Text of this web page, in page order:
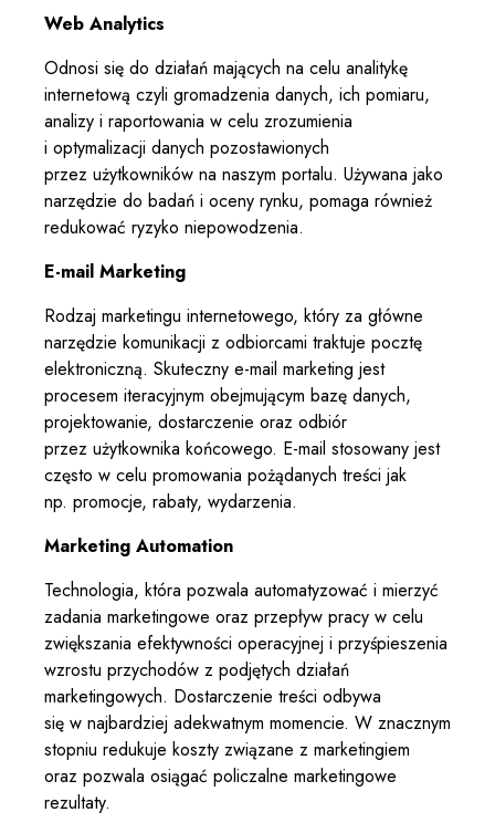
Web Analytics
Odnosi się do działań mających na celu analitykę
internetową czyli gromadzenia danych, ich pomiaru,
analizy i raportowania w celu zrozumienia
i optymalizacji danych pozostawionych
przez użytkowników na naszym portalu. Używana jako
narzędzie do badań i oceny rynku, pomaga również
redukować ryzyko niepowodzenia.
E-mail Marketing
Rodzaj marketingu internetowego, który za główne
narzędzie komunikacji z odbiorcami traktuje pocztę
elektroniczną. Skuteczny e-mail marketing jest
procesem iteracyjnym obejmującym bazę danych,
projektowanie, dostarczenie oraz odbiór
przez użytkownika końcowego. E-mail stosowany jest
często w celu promowania pożądanych treści jak
np. promocje, rabaty, wydarzenia.
Marketing Automation
Technologia, która pozwala automatyzować i mierzyć
zadania marketingowe oraz przepływ pracy w celu
zwiększania efektywności operacyjnej i przyśpieszenia
wzrostu przychodów z podjętych działań
marketingowych. Dostarczenie treści odbywa
się w najbardziej adekwatnym momencie. W znacznym
stopniu redukuje koszty związane z marketingiem
oraz pozwala osiągać policzalne marketingowe
rezultaty.